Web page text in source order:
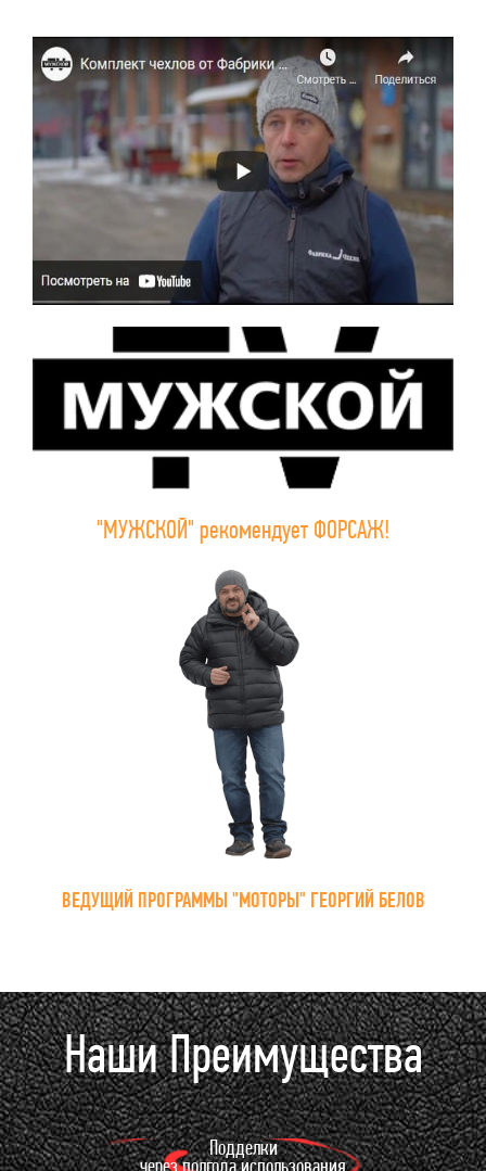
"МУЖСКОЙ" рекомендует ФОРСАЖ!
ВЕДУЩИЙ ПРОГРАММЫ "МОТОРЫ" ГЕОРГИЙ БЕЛОВ
Наши Преимущества
Подделки
через полгода использования